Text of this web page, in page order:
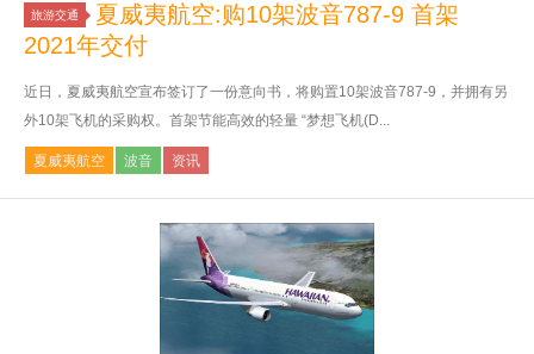
旅游交通
夏威夷航空:购10架波音787-9 首架
2021年交付
近日，夏威夷航空宣布签订了一份意向书，将购置10架波音787-9，并拥有另
外10架飞机的采购权。首架节能高效的轻量 “梦想飞机(D...
夏威夷航空 波音 资讯